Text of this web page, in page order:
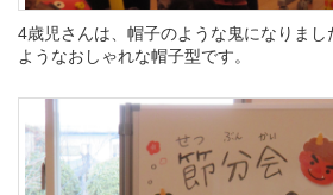
4歳児さんは、帽子のような鬼になりま
ようなおしゃれな帽子型です。